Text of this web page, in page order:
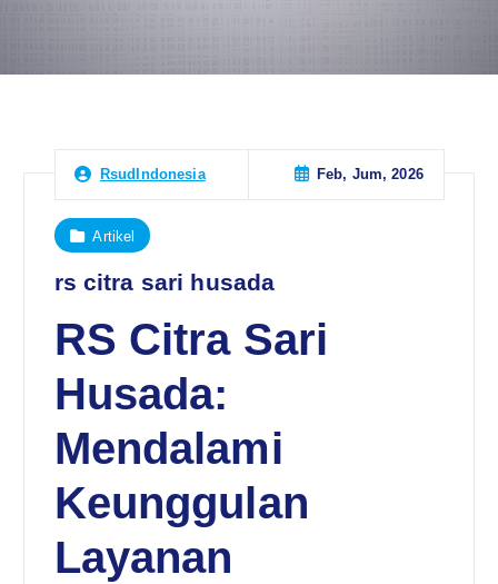
RsudIndonesia Feb, Jum, 2026
Artikel
rs citra sari husada
RS Citra Sari
Husada:
Mendalami
Keunggulan
Layanan